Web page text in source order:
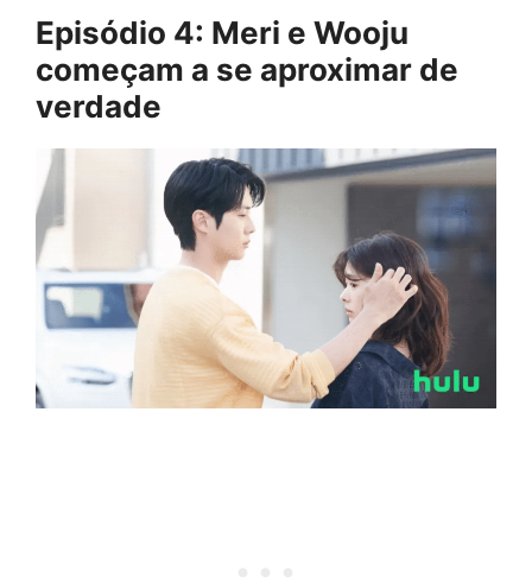
Episódio 4: Meri e Wooju
começam a se aproximar de
verdade